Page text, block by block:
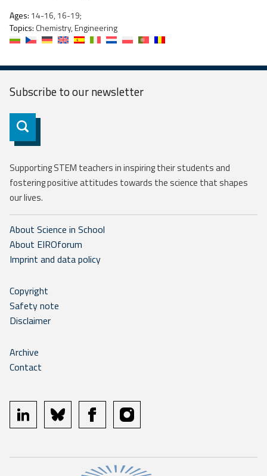
Ages: 14-16, 16-19;
Topics: Chemistry, Engineering
Subscribe to ournewsletter
Subscribe
Supporting STEM teachers in inspiring their students and
fostering positive attitudes towards the science that shapes
our lives.
About Science in School
About EIROforum
Imprint and data policy
Copyright
Safety note
Disclaimer
Archive
Contact
linkedin bluesky facebookinstagram